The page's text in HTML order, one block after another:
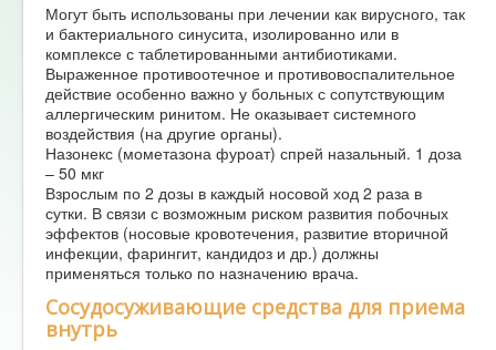
Могут быть использованы при лечении как вирусного, так
и бактериального синусита, изолированно или в
комплексе с таблетированными антибиотиками.
Выраженное противоотечное и противовоспалительное
действие особенно важно у больных с сопутствующим
аллергическим ринитом. Не оказывает системного
воздействия (на другие органы).
Назонекс (мометазона фуроат) спрей назальный. 1 доза
– 50 мкг
Взрослым по 2 дозы в каждый носовой ход 2 раза в
сутки. В связи с возможным риском развития побочных
эффектов (носовые кровотечения, развитие вторичной
инфекции, фарингит, кандидоз и др.) должны
применяться только по назначению врача.
Сосудосуживающие средства для приема
внутрь